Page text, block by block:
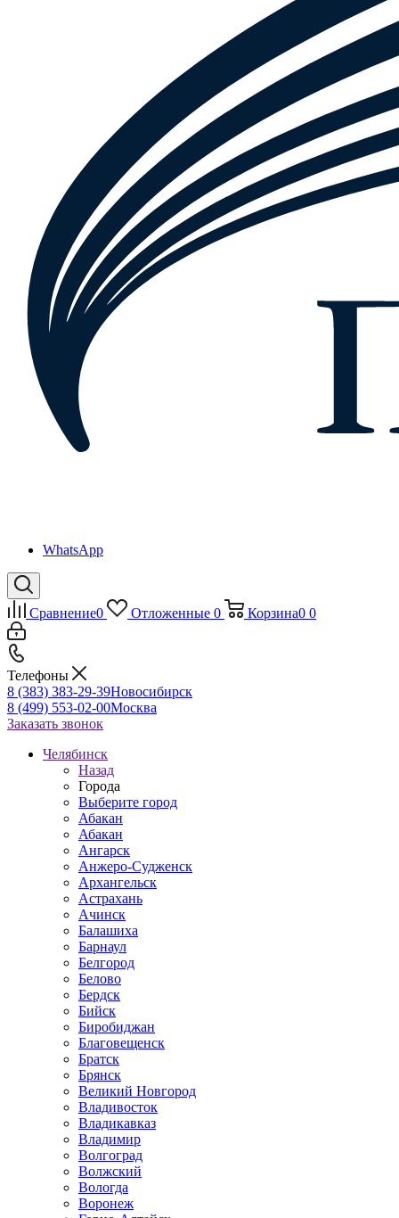
WhatsApp
Сравнение0 Отложенные 0 Корзина0 0
Телефоны
8 (383) 383-29-39Новосибирск
8 (499) 553-02-00Москва
Заказать звонок
Челябинск
Назад
Города
Выберите город
Абакан
Абакан
Ангарск
Анжеро-Судженск
Архангельск
Астрахань
Ачинск
Балашиха
Барнаул
Белгород
Белово
Бердск
Бийск
Биробиджан
Благовещенск
Братск
Брянск
Великий Новгород
Владивосток
Владикавказ
Владимир
Волгоград
Волжский
Вологда
Воронеж